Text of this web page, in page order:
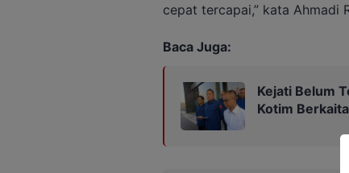
cepat tercapai,” kata Ahmadi
Baca Juga:
Kejati Belum
Kotim